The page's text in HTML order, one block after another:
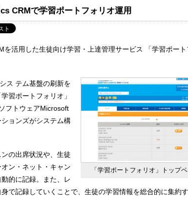
CRMで学習ポートフォリオ運用
活用した生徒向け学習・上達管理サービス 「学習ポート
「学習ポートフォリオ」トップ
ス テム基盤の刷新を
習ポートフォリオ」
フトウェアMicrosoft
ョンズがシステム構
の出席状況や、生徒
ン・ネット・キャン
的に記録。また、レ
で記録していくことで、生徒の学習情報を総合的に集約す